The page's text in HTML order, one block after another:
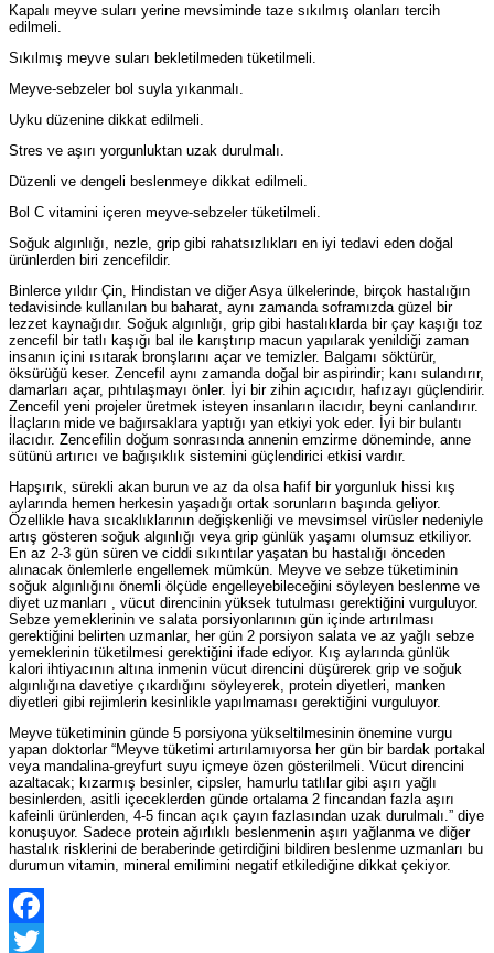
Kapalı meyve suları yerine mevsiminde taze sıkılmış olanları tercih
edilmeli.
Sıkılmış meyve suları bekletilmeden tüketilmeli.
Meyve-sebzeler bol suyla yıkanmalı.
Uyku düzenine dikkat edilmeli.
Stres ve aşırı yorgunluktan uzak durulmalı.
Düzenli ve dengeli beslenmeye dikkat edilmeli.
Bol C vitamini içeren meyve-sebzeler tüketilmeli.
Soğuk algınlığı, nezle, grip gibi rahatsızlıkları en iyi tedavi eden doğal
ürünlerden biri zencefildir.
Binlerce yıldır Çin, Hindistan ve diğer Asya ülkelerinde, birçok hastalığın
tedavisinde kullanılan bu baharat, aynı zamanda soframızda güzel bir
lezzet kaynağıdır. Soğuk algınlığı, grip gibi hastalıklarda bir çay kaşığı toz
zencefil bir tatlı kaşığı bal ile karıştırıp macun yapılarak yenildiği zaman
insanın içini ısıtarak bronşlarını açar ve temizler. Balgamı söktürür,
öksürüğü keser. Zencefil aynı zamanda doğal bir aspirindir; kanı sulandırır,
damarları açar, pıhtılaşmayı önler. İyi bir zihin açıcıdır, hafızayı güçlendirir.
Zencefil yeni projeler üretmek isteyen insanların ilacıdır, beyni canlandırır.
İlaçların mide ve bağırsaklara yaptığı yan etkiyi yok eder. İyi bir bulantı
ilacıdır. Zencefilin doğum sonrasında annenin emzirme döneminde, anne
sütünü artırıcı ve bağışıklık sistemini güçlendirici etkisi vardır.
Hapşırık, sürekli akan burun ve az da olsa hafif bir yorgunluk hissi kış
aylarında hemen herkesin yaşadığı ortak sorunların başında geliyor.
Özellikle hava sıcaklıklarının değişkenliği ve mevsimsel virüsler nedeniyle
artış gösteren soğuk algınlığı veya grip günlük yaşamı olumsuz etkiliyor.
En az 2-3 gün süren ve ciddi sıkıntılar yaşatan bu hastalığı önceden
alınacak önlemlerle engellemek mümkün. Meyve ve sebze tüketiminin
soğuk algınlığını önemli ölçüde engelleyebileceğini söyleyen beslenme ve
diyet uzmanları , vücut direncinin yüksek tutulması gerektiğini vurguluyor.
Sebze yemeklerinin ve salata porsiyonlarının gün içinde artırılması
gerektiğini belirten uzmanlar, her gün 2 porsiyon salata ve az yağlı sebze
yemeklerinin tüketilmesi gerektiğini ifade ediyor. Kış aylarında günlük
kalori ihtiyacının altına inmenin vücut direncini düşürerek grip ve soğuk
algınlığına davetiye çıkardığını söyleyerek, protein diyetleri, manken
diyetleri gibi rejimlerin kesinlikle yapılmaması gerektiğini vurguluyor.
Meyve tüketiminin günde 5 porsiyona yükseltilmesinin önemine vurgu
yapan doktorlar “Meyve tüketimi artırılamıyorsa her gün bir bardak portakal
veya mandalina-greyfurt suyu içmeye özen gösterilmeli. Vücut direncini
azaltacak; kızarmış besinler, cipsler, hamurlu tatlılar gibi aşırı yağlı
besinlerden, asitli içeceklerden günde ortalama 2 fincandan fazla aşırı
kafeinli ürünlerden, 4-5 fincan açık çayın fazlasından uzak durulmalı.” diye
konuşuyor. Sadece protein ağırlıklı beslenmenin aşırı yağlanma ve diğer
hastalık risklerini de beraberinde getirdiğini bildiren beslenme uzmanları bu
durumun vitamin, mineral emilimini negatif etkilediğine dikkat çekiyor.
Facebook